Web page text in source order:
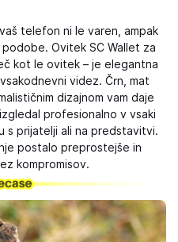
telefon ni le varen, ampak
Ovitek SC Wallet za
kot le ovitek – je elegantna
videz. Črn, mat
dizajnom vam daje
profesionalno v vsaki
s prijatelji ali na predstavitvi.
postalo preprostejše in
kompromisov.